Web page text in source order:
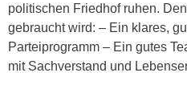
politischen Friedhof ruhen.
gebraucht wird: – Ein klares,
Parteiprogramm – Ein gutes
mit Sachverstand und